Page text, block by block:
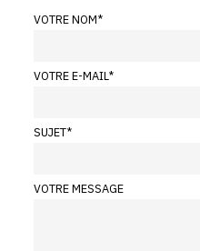
VOTRE NOM*
VOTRE E-MAIL*
SUJET*
VOTRE MESSAGE